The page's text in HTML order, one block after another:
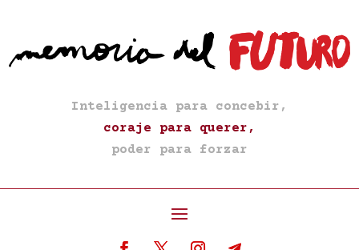
Inteligencia para concebir,
coraje para querer,
poder para forzar